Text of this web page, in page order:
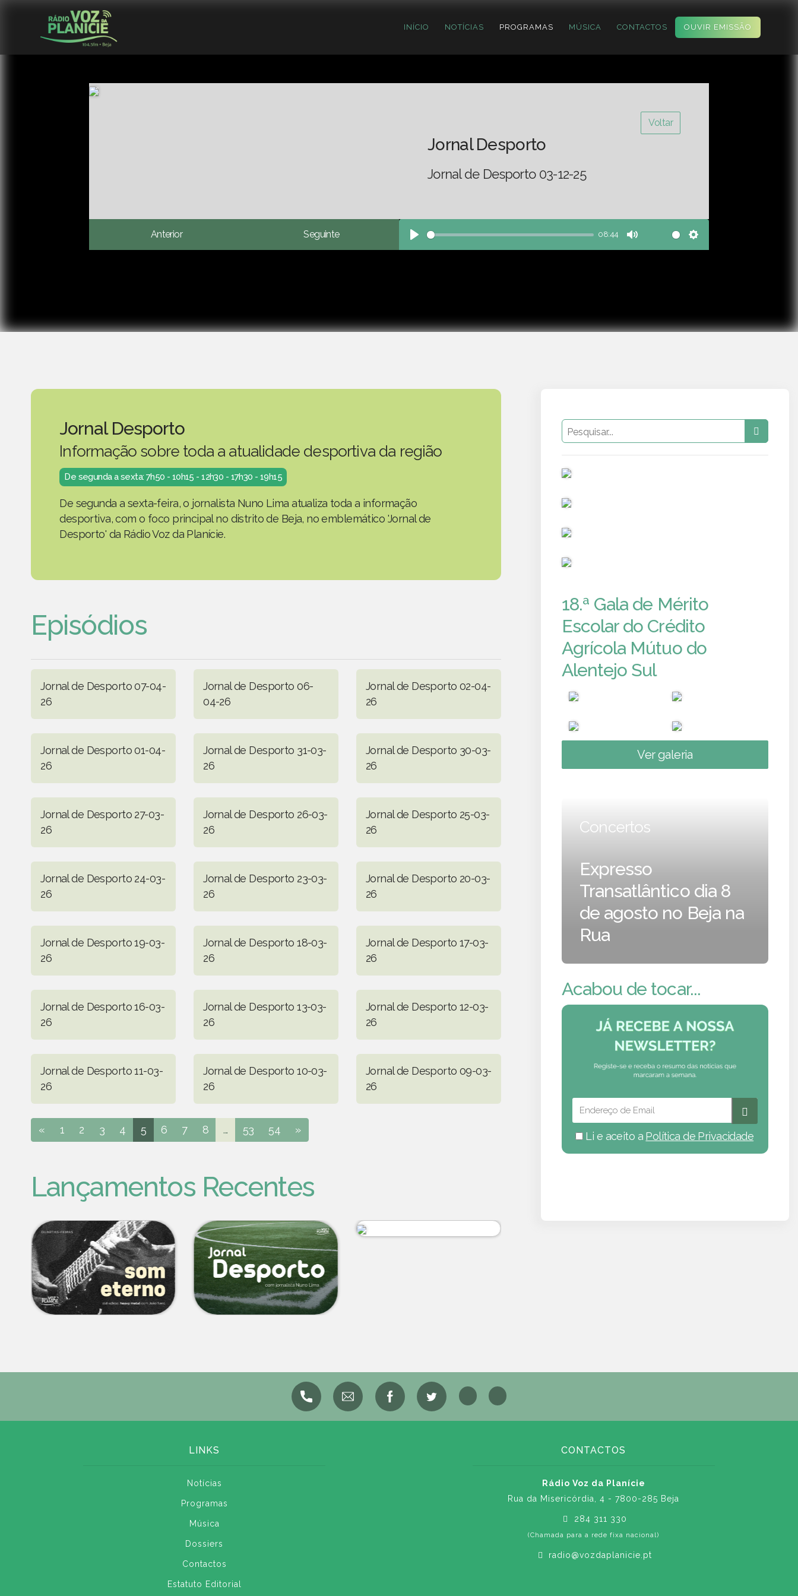
INÍCIO NOTÍCIAS PROGRAMAS MÚSICA CONTACTOS OUVIR EMISSÃO
Voltar
Jornal Desporto
Jornal de Desporto 03-12-25
Anterior Seguinte
Play
08:44
Mute Settings
Jornal Desporto
Informação sobre toda a atualidade desportiva da região
De segunda a sexta: 7h50 - 10h15 - 12h30 - 17h30 - 19h15
De segunda a sexta-feira, o jornalista Nuno Lima atualiza toda a informação
desportiva, com o foco principal no distrito de Beja, no emblemático 'Jornal de
Desporto' da Rádio Voz da Planície.
Episódios
Jornal de Desporto 07-04-
26
Jornal de Desporto 06-
04-26
Jornal de Desporto 02-04-
26
Jornal de Desporto 01-04-
26
Jornal de Desporto 31-03-
26
Jornal de Desporto 30-03-
26
Jornal de Desporto 27-03-
26
Jornal de Desporto 26-03-
26
Jornal de Desporto 25-03-
26
Jornal de Desporto 24-03-
26
Jornal de Desporto 23-03-
26
Jornal de Desporto 20-03-
26
Jornal de Desporto 19-03-
26
Jornal de Desporto 18-03-
26
Jornal de Desporto 17-03-
26
Jornal de Desporto 16-03-
26
Jornal de Desporto 13-03-
26
Jornal de Desporto 12-03-
26
Jornal de Desporto 11-03-
26
Jornal de Desporto 10-03-
26
Jornal de Desporto 09-03-
26
« 1 2 3 4 5 6 7 8 ... 53 54 »
Lançamentos Recentes
18.ª Gala de Mérito
Escolar do Crédito
Agrícola Mútuo do
Alentejo Sul
Ver galeria
Concertos
Expresso
Transatlântico dia 8
de agosto no Beja na
Rua
Acabou de tocar...
Li e aceito a Política de Privacidade
LINKS
Notícias
Programas
Música
Dossiers
Contactos
Estatuto Editorial
CONTACTOS
Rádio Voz da Planície
Rua da Misericórdia, 4 - 7800-285 Beja
284 311 330
(Chamada para a rede fixa nacional)
radio@vozdaplanicie.pt